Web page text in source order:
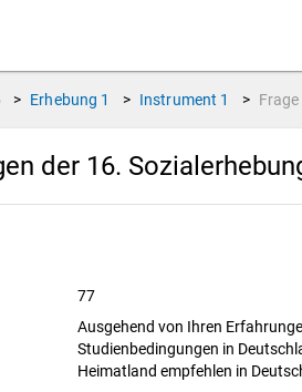
> Erhebung 1 > Instrument 1 > Frage
der 16.
77
Ausgehend von Ihren
Studienbedingungen in
Heimatland empfehlen in